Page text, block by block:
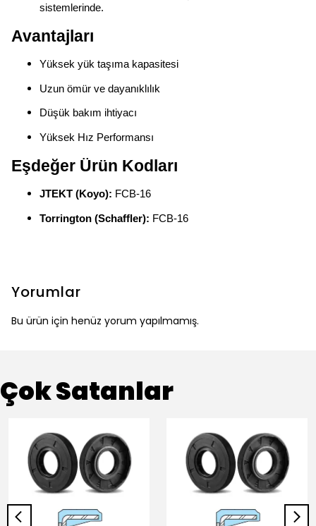
sistemlerinde.
Avantajları
Yüksek yük taşıma kapasitesi
Uzun ömür ve dayanıklılık
Düşük bakım ihtiyacı
Yüksek Hız Performansı
Eşdeğer Ürün Kodları
JTEKT (Koyo): FCB-16
Torrington (Schaffler): FCB-16
Yorumlar
Bu ürün için henüz yorum yapılmamış.
Çok Satanlar